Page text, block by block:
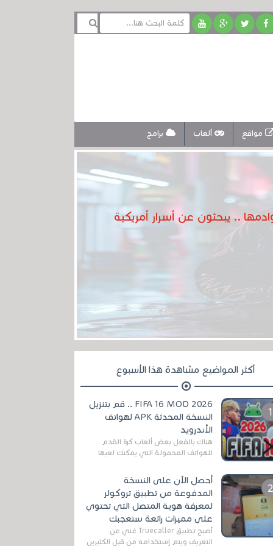
مواقع ألعاب برامج
.. يبحثون عن أسرار أمريكية
أكثر المواضيع مشاهدة هذا الأسبوع
FIFA 16 MOD 2026 .. قم بتنزيل
النسخة المحدثة APK لهواتف
الأندرويد
هناك بالفعل بعض ألعاب كرة القدم
للهواتف المحمولة التي يمكنك لعبها
مثل EA Sports ...
أحصل الآن على النسخة
المدفوعة من تطبيق تروكولر
لمعرفة هوية المتصل التي تحتوي
على مميزات رائعة ستعجبك
أصبح تطبيق Truecaller غني عن
التعريف ويتم إستخدامه من قبل الكثيرين